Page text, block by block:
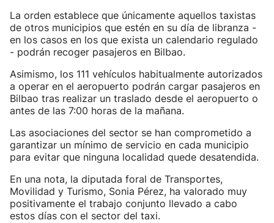
La orden establece que únicamente aquellos taxistas
de otros municipios que estén en su día de libranza -
en los casos en los que exista un calendario regulado
- podrán recoger pasajeros en Bilbao.
Asimismo, los 111 vehículos habitualmente autorizados
a operar en el aeropuerto podrán cargar pasajeros en
Bilbao tras realizar un traslado desde el aeropuerto o
antes de las 7:00 horas de la mañana.
Las asociaciones del sector se han comprometido a
garantizar un mínimo de servicio en cada municipio
para evitar que ninguna localidad quede desatendida.
En una nota, la diputada foral de Transportes,
Movilidad y Turismo, Sonia Pérez, ha valorado muy
positivamente el trabajo conjunto llevado a cabo
estos días con el sector del taxi.